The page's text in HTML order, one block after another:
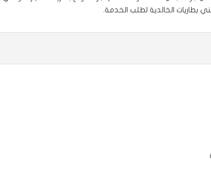
بطاريات الخالدية لطلب الخدمة.